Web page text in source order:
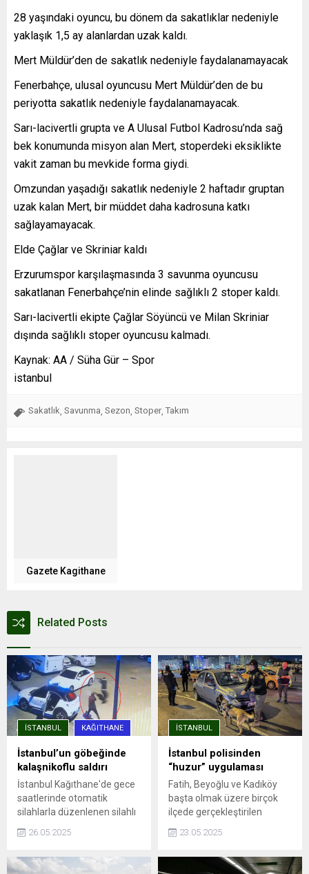
28 yaşındaki oyuncu, bu dönem da sakatlıklar nedeniyle
yaklaşık 1,5 ay alanlardan uzak kaldı.
Mert Müldür’den de sakatlık nedeniyle faydalanamayacak
Fenerbahçe, ulusal oyuncusu Mert Müldür’den de bu
periyotta sakatlık nedeniyle faydalanamayacak.
Sarı-lacivertli grupta ve A Ulusal Futbol Kadrosu’nda sağ
bek konumunda misyon alan Mert, stoperdeki eksiklikte
vakit zaman bu mevkide forma giydi.
Omzundan yaşadığı sakatlık nedeniyle 2 haftadır gruptan
uzak kalan Mert, bir müddet daha kadrosuna katkı
sağlayamayacak.
Elde Çağlar ve Skriniar kaldı
Erzurumspor karşılaşmasında 3 savunma oyuncusu
sakatlanan Fenerbahçe’nin elinde sağlıklı 2 stoper kaldı.
Sarı-lacivertli ekipte Çağlar Söyüncü ve Milan Skriniar
dışında sağlıklı stoper oyuncusu kalmadı.
Kaynak: AA / Süha Gür – Spor
istanbul
Sakatlık Savunma Sezon Stoper Takım
Gazete Kagithane
Related Posts
İSTANBUL KAĞITHANE
İstanbul’un göbeğinde
kalaşnikoflu saldırı
İstanbul Kağıthane'de gece
saatlerinde otomatik
silahlarla düzenlenen silahlı
saldırıda, aracına ateş açılan
Ümit Engin şans eseri yara
güvenlik kamerasına
26.05.2025
İSTANBUL
İstanbul polisinden
“huzur” uygulaması
Fatih, Beyoğlu ve Kadıköy
başta olmak üzere birçok
ilçede gerçekleştirilen
denetimlere, ilçe emniyet
müdürlükleri, Asayiş, Özel
Denetleme şube
23.05.2025